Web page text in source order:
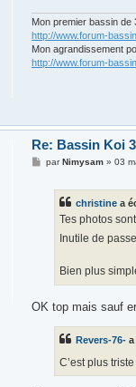
Mon premier bassin de
http://www.forum-
Mon agrandissement
http://www.forum-
Re: Bassin Koi
MparNimysam »03
christine a
Tes photos
Inutile de
Bien plus
OK top mais sauf
Revers-76-
C’est plus